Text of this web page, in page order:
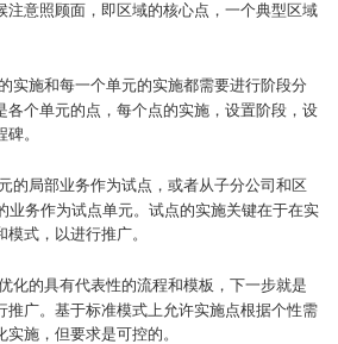
注意照顾面，即区域的核心点，一个典型区域
实施和每一个单元的实施都需要进行阶段分
各个单元的点，每个点的实施，设置阶段，设
。
的局部业务作为试点，或者从子分公司和区
业务作为试点单元。试点的实施关键在于在实
式，以进行推广。
化的具有代表性的流程和模板，下一步就是
推广。基于标准模式上允许实施点根据个性需
施，但要求是可控的。